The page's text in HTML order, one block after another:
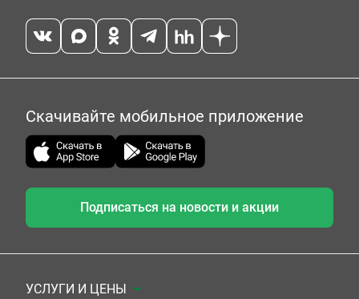
Скачивайте мобильное приложение
Подписаться на новости и акции
УСЛУГИ И ЦЕНЫ